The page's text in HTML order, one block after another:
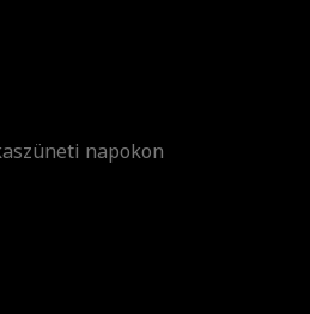
napokon